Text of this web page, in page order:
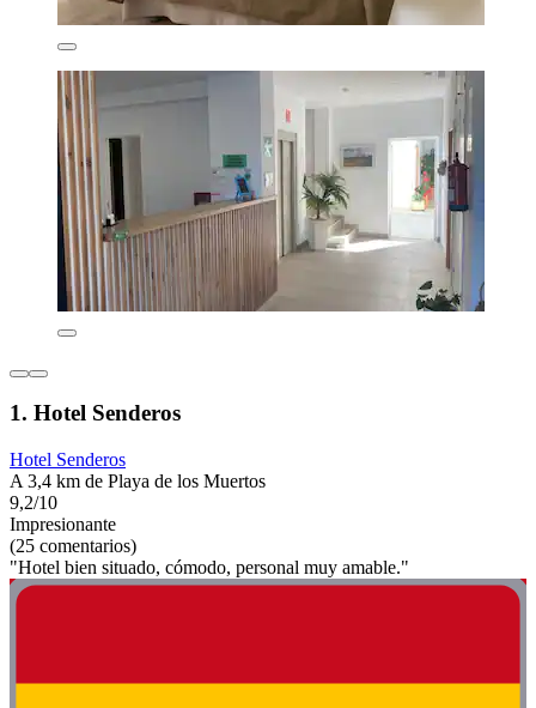
1. Hotel Senderos
Hotel Senderos
A 3,4 km de Playa de los Muertos
9,2/10
Impresionante
(25 comentarios)
"Hotel bien situado, cómodo, personal muy amable."